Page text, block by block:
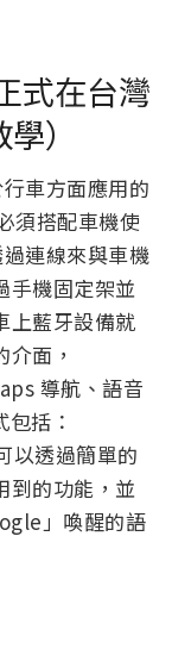
式在台灣
）
車方面應用的
須搭配車機使
連線來與車機
手機固定架並
上藍牙設備就
面，
導航、語音
括：
以透過簡單的
到的功能，並
」喚醒的語